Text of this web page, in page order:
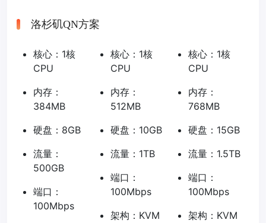
洛杉矶QN方案
核心：1核
CPU
内存：
384MB
硬盘：8GB
流量：
500GB
端口：
100Mbps
核心：1核
CPU
内存：
512MB
硬盘：10GB
流量：1TB
端口：
100Mbps
架构：KVM
核心：1核
CPU
内存：
768MB
硬盘：15GB
流量：1.5TB
端口：
100Mbps
架构：KVM